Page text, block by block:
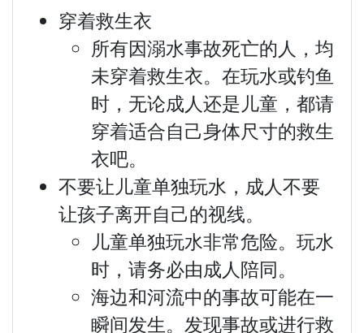
穿着救生衣
所有因溺水事故死亡的人，均
未穿着救生衣。在玩水或钓鱼
时，无论成人还是儿童，都请
穿着适合自己身体尺寸的救生
衣吧。
不要让儿童单独玩水，成人不要
让孩子离开自己的视线。
儿童单独玩水非常危险。玩水
时，请务必由成人陪同。
海边和河流中的事故可能在一
瞬间发生。发现事故或进行救